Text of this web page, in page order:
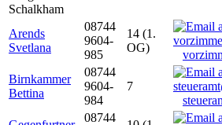
Schalkham
Arends
Svetlana
08744
9604-
985
14 (1.
OG)
Birnkammer
Bettina
08744
9604-
984
7
08744